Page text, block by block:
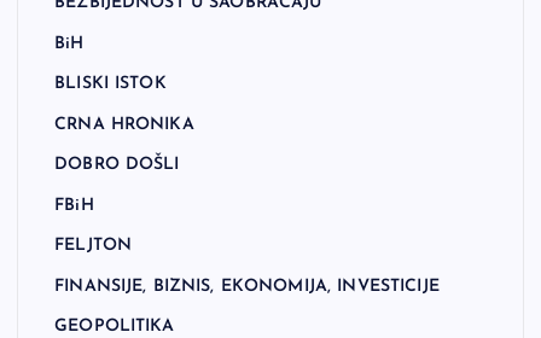
BiH
BLISKI ISTOK
CRNA HRONIKA
DOBRO DOŠLI
FBiH
FELJTON
FINANSIJE, BIZNIS, EKONOMIJA, INVESTICIJE
GEOPOLITIKA